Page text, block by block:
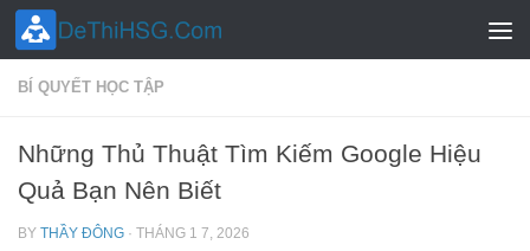
Skip to content
BÍ QUYẾT HỌC TẬP
Những Thủ Thuật Tìm Kiếm Google Hiệu
Quả Bạn Nên Biết
BY THẦY ĐÔNG · THÁNG 1 7, 2026